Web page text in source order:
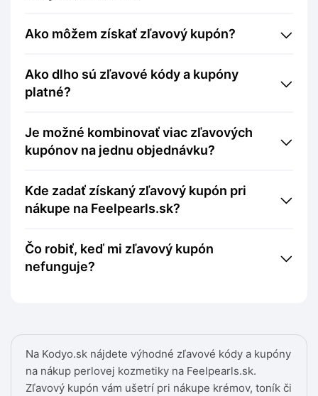
Na Kodyo.sk nájdete výhodné zľavové kódy a kupóny
na nákup perlovej kozmetiky na Feelpearls.sk.
Zľavový kupón vám ušetrí pri nákupe krémov, toník či
Ako môžem získať zľavový kupón?
Ako dlho sú zľavové kódy a kupóny
platné?
Je možné kombinovať viac zľavových
kupónov na jednu objednávku?
Kde zadať získaný zľavový kupón pri
nákupe na Feelpearls.sk?
Čo robiť, keď mi zľavový kupón
nefunguje?